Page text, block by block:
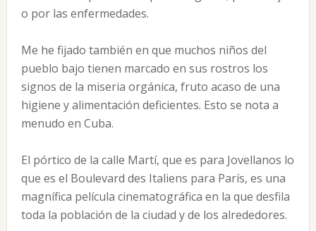
o por las enfermedades.
Me he fijado también en que muchos niños del
pueblo bajo tienen marcado en sus rostros los
signos de la miseria orgánica, fruto acaso de una
higiene y alimentación deficientes. Esto se nota a
menudo en Cuba.
El pórtico de la calle Martí, que es para Jovellanos lo
que es el Boulevard des Italiens para París, es una
magnífica película cinematográfica en la que desfila
toda la población de la ciudad y de los alrededores.